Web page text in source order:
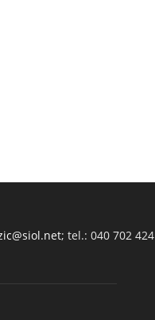
; tel.: 040 702 424